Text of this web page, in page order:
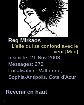
Reg Mirkaos
L'elfe qui se confond avec le
vent [Mod]
Inscrit le: 21 Nov 2003
Messages: 272
Localisation: Valbonne,
Sophia-Antipolis, Cote d'Azur
Revenir en haut